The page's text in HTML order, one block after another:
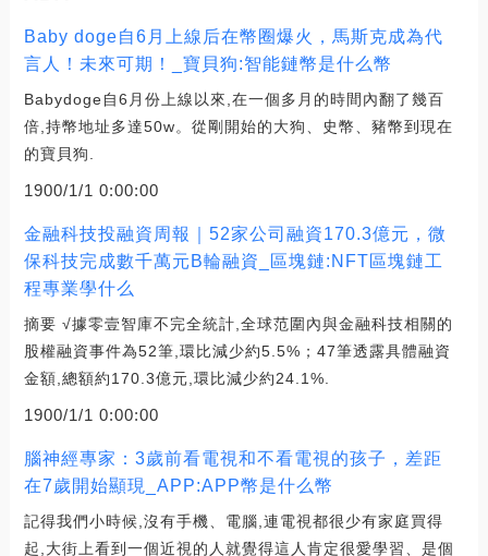
Baby doge自6月上線后在幣圈爆火，馬斯克成為代
言人！未來可期！_寶貝狗:智能鏈幣是什么幣
Babydoge自6月份上線以來,在一個多月的時間內翻了幾百
倍,持幣地址多達50w。從剛開始的大狗、史幣、豬幣到現在
的寶貝狗.
1900/1/1 0:00:00
金融科技投融資周報｜52家公司融資170.3億元，微
保科技完成數千萬元B輪融資_區塊鏈:NFT區塊鏈工
程專業學什么
摘要 √據零壹智庫不完全統計,全球范圍內與金融科技相關的
股權融資事件為52筆,環比減少約5.5%；47筆透露具體融資
金額,總額約170.3億元,環比減少約24.1%.
1900/1/1 0:00:00
腦神經專家：3歲前看電視和不看電視的孩子，差距
在7歲開始顯現_APP:APP幣是什么幣
記得我們小時候,沒有手機、電腦,連電視都很少有家庭買得
起,大街上看到一個近視的人就覺得這人肯定很愛學習、是個